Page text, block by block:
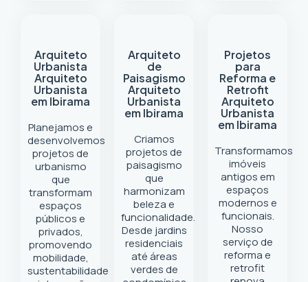
Arquiteto
Urbanista
Arquiteto
Urbanista
em Ibirama
Planejamos e
desenvolvemos
projetos de
urbanismo
que
transformam
espaços
públicos e
privados,
promovendo
mobilidade,
sustentabilidade
Arquiteto
de
Paisagismo
Arquiteto
Urbanista
em Ibirama
Criamos
projetos de
paisagismo
que
harmonizam
beleza e
funcionalidade.
Desde jardins
residenciais
até áreas
verdes de
Projetos
para
Reforma e
Retrofit
Arquiteto
Urbanista
em Ibirama
Transformamos
imóveis
antigos em
espaços
modernos e
funcionais.
Nosso
serviço de
reforma e
retrofit